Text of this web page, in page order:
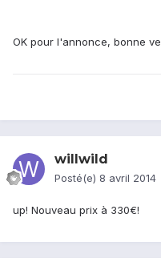
OK pour l'annonce, bonne
willwild
Posté(e) 8 avril 2014
up! Nouveau prix à 330€!